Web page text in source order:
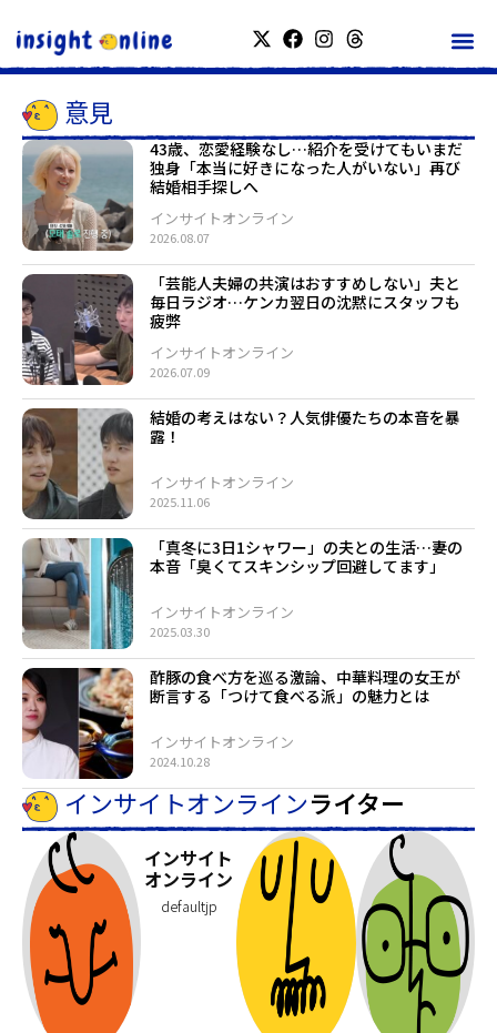
意見
43歳、恋愛経験なし…紹介を受けてもいまだ
独身「本当に好きになった人がいない」再び
結婚相手探しへ
2026.08.07
インサイトオンライン
「芸能人夫婦の共演はおすすめしない」夫と
毎日ラジオ…ケンカ翌日の沈黙にスタッフも
疲弊
2026.07.09
インサイトオンライン
結婚の考えはない？人気俳優たちの本音を暴
露！
2025.11.06
インサイトオンライン
「真冬に3日1シャワー」の夫との生活…妻の
本音「臭くてスキンシップ回避してます」
2025.03.30
インサイトオンライン
酢豚の食べ方を巡る激論、中華料理の女王が
断言する「つけて食べる派」の魅力とは
2024.10.28
インサイトオンライン
インサイトオンラインライター
インサイト
オンライン
defaultjp